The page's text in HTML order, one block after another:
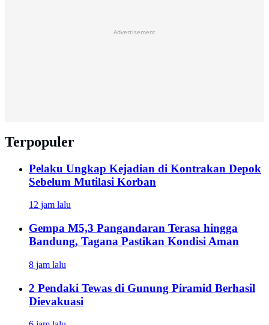
Advertisement
Terpopuler
Pelaku Ungkap Kejadian di Kontrakan Depok
Sebelum Mutilasi Korban
12 jam lalu
Gempa M5,3 Pangandaran Terasa hingga
Bandung, Tagana Pastikan Kondisi Aman
8 jam lalu
2 Pendaki Tewas di Gunung Piramid Berhasil
Dievakuasi